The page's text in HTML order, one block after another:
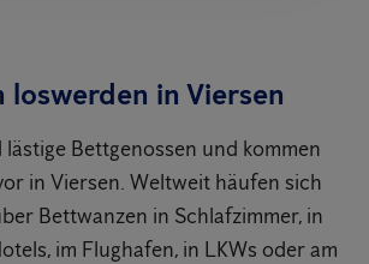
loswerden in Viersen
Bettgenossen und kommen
in Viersen. Weltweit häufen sich
Bettwanzen in Schlafzimmer, in
im Flughafen, in LKWs oder am